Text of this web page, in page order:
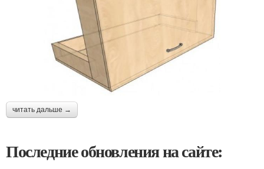
читать дальше →
Последние обновления на сайте: